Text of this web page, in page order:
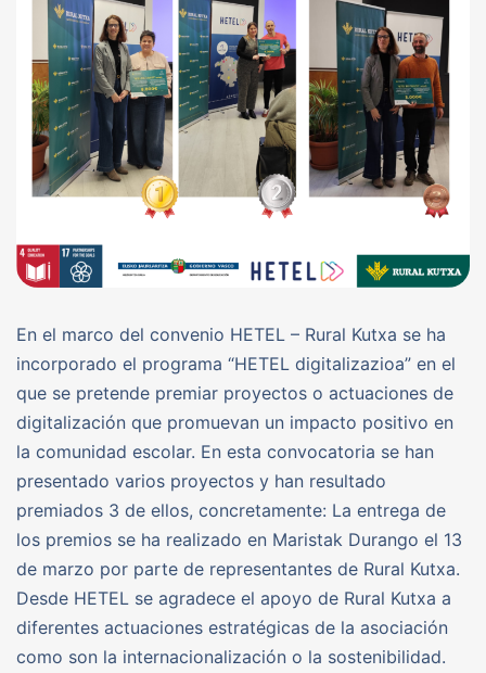
En el marco del convenio HETEL – Rural Kutxa se ha
incorporado el programa “HETEL digitalizazioa” en el
que se pretende premiar proyectos o actuaciones de
digitalización que promuevan un impacto positivo en
la comunidad escolar. En esta convocatoria se han
presentado varios proyectos y han resultado
premiados 3 de ellos, concretamente: La entrega de
los premios se ha realizado en Maristak Durango el 13
de marzo por parte de representantes de Rural Kutxa.
Desde HETEL se agradece el apoyo de Rural Kutxa a
diferentes actuaciones estratégicas de la asociación
como son la internacionalización o la sostenibilidad.